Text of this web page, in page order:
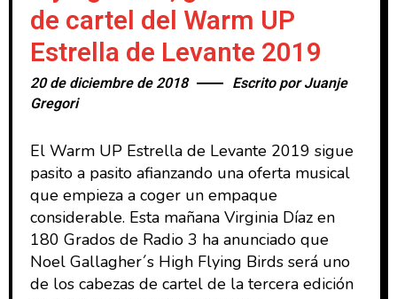
de cartel del Warm UP
Estrella de Levante 2019
20 de diciembre de 2018 Escrito porJuanje
Gregori
El Warm UP Estrella de Levante 2019 sigue
pasito a pasito afianzando una oferta musical
que empieza a coger un empaque
considerable. Esta mañana Virginia Díaz en
180 Grados de Radio 3 ha anunciado que
Noel Gallagher´s High Flying Birds será uno
de los cabezas de cartel de la tercera edición